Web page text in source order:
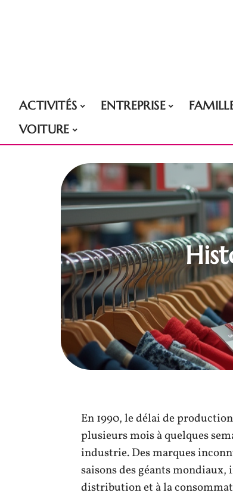
ACTIVITÉS ENTREPRISE
VOITURE
En 1990, le délai de
plusieurs mois à quelques
industrie. Des marques
saisons des géants
distribution et à la